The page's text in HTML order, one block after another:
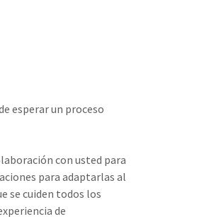
esperar un proceso
con usted para
para adaptarlas al
se cuiden todos los
de